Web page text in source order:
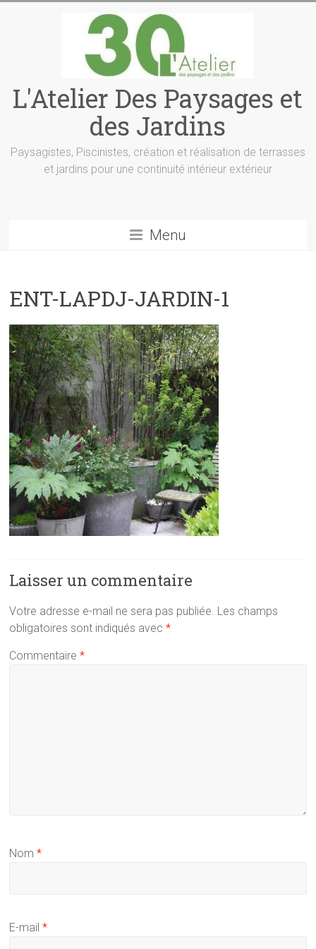
L'Atelier Des Paysages et
des Jardins
Paysagistes, Piscinistes, création et réalisation de terrasses
et jardins pour une continuité intérieur extérieur
Menu
ENT-LAPDJ-JARDIN-1
Laisser un commentaire
Votre adresse e-mail ne sera pas publiée. Les champs
obligatoires sont indiqués avec*
Commentaire*
Nom*
E-mail*